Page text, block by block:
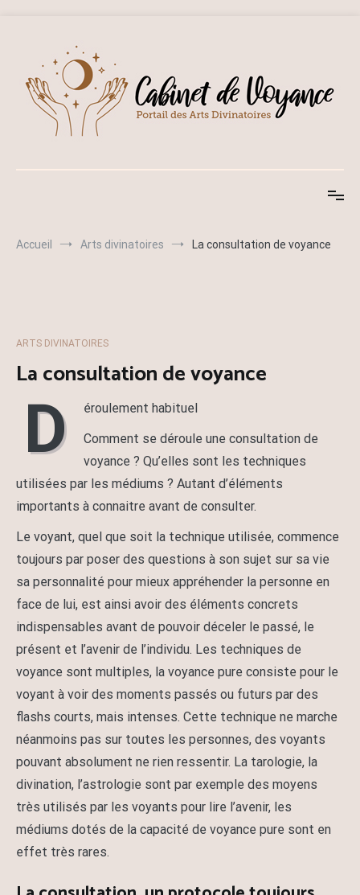
Accueil Arts divinatoires La consultation de voyance
ARTS DIVINATOIRES
La consultation de voyance
D
éroulement habituel
Comment se déroule une consultation de
voyance ? Qu’elles sont les techniques
utilisées par les médiums ? Autant d’éléments
importants à connaitre avant de consulter.
Le voyant, quel que soit la technique utilisée, commence
toujours par poser des questions à son sujet sur sa vie
sa personnalité pour mieux appréhender la personne en
face de lui, est ainsi avoir des éléments concrets
indispensables avant de pouvoir déceler le passé, le
présent et l’avenir de l’individu. Les techniques de
voyance sont multiples, la voyance pure consiste pour le
voyant à voir des moments passés ou futurs par des
flashs courts, mais intenses. Cette technique ne marche
néanmoins pas sur toutes les personnes, des voyants
pouvant absolument ne rien ressentir. La tarologie, la
divination, l’astrologie sont par exemple des moyens
très utilisés par les voyants pour lire l’avenir, les
médiums dotés de la capacité de voyance pure sont en
effet très rares.